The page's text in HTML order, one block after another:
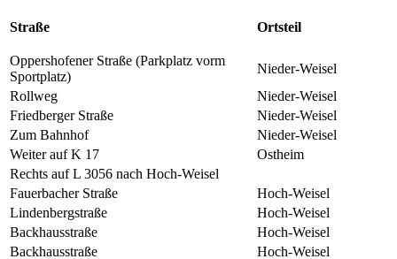
Straße Ortsteil
Oppershofener Straße (Parkplatz vorm
Sportplatz)
Nieder-Weisel
Rollweg
Nieder-Weisel
Friedberger Straße
Nieder-Weisel
Zum Bahnhof
Nieder-Weisel
Weiter auf K 17
Ostheim
Rechts auf L 3056 nach Hoch-Weisel
Fauerbacher Straße
Hoch-Weisel
Lindenbergstraße
Hoch-Weisel
Backhausstraße
Hoch-Weisel
Backhausstraße
Hoch-Weisel